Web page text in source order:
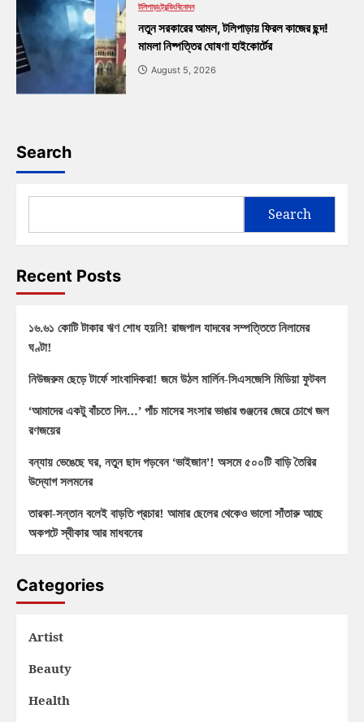
টলিপাড়াট্রেন্ডিংবিনোদন
নতুন সরকারের আমল, টলিপাড়ায় ফিরল কাজের ছন্দ!
মামলা নিষ্পত্তির ঘোষণা হাইকোর্টের
August 5, 2026
Search
Search
Recent Posts
১৬.৬১ কোটি টাকার ঋণ শোধ হয়নি! রাজপাল যাদবের সম্পত্তিতে নিলামের
ঘণ্টা!
নিউজরুম ছেড়ে টার্ফে সাংবাদিকরা! জমে উঠল মার্লিন-সিএসজেসি মিডিয়া ফুটবল
‘আমাদের একটু বাঁচতে দিন…’ পাঁচ মাসের সংসার ভাঙার গুঞ্জনের জেরে চোখে জল
রণজয়ের
বন্যায় ভেঙেছে ঘর, নতুন ছাদ গড়বেন ‘ভাইজান’! অসমে ৫০০টি বাড়ি তৈরির
উদ্যোগ সলমনের
তারকা-সন্তান বলেই বাড়তি প্রচার! আমার ছেলের থেকেও ভালো সাঁতারু আছে
অকপটে স্বীকার আর মাধবনের
Categories
Artist
Beauty
Health